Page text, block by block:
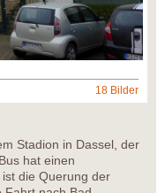
18 Bilder
Stadion in Dassel, der
hat einen
die Querung der